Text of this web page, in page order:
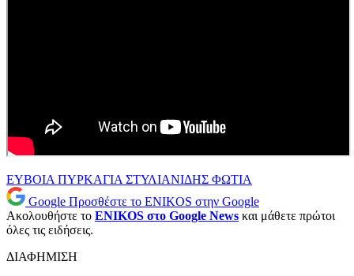
ΕΥΒΟΙΑ ΠΥΡΚΑΓΙΑ ΣΤΥΛΙΑΝΙΔΗΣ ΦΩΤΙΑ
Google Προσθέστε το ENIKOS στην Google
Ακολουθήστε το ENIKOS στο Google News και μάθετε πρώτοι
όλες τις ειδήσεις.
ΔΙΑΦΗΜΙΣΗ